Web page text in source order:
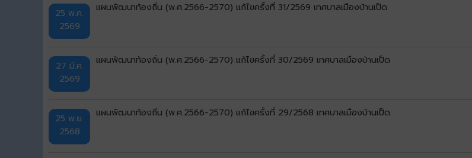
25 พ.ค.
2569
แผนพัฒนาท้องถิ่น (พ.ศ.2566-2570) แก้ไขครั้งที่ 31/2569 เทศบาลเมืองบ้านเป็ด
27 มี.ค.
2569
แผนพัฒนาท้องถิ่น (พ.ศ.2566-2570) แก้ไขครั้งที่ 30/2569 เทศบาลเมืองบ้านเป็ด
25 พ.ย.
2568
แผนพัฒนาท้องถิ่น (พ.ศ.2566-2570) แก้ไขครั้งที่ 29/2568 เทศบาลเมืองบ้านเป็ด